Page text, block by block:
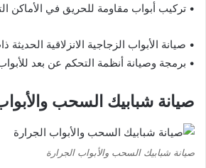
• تركيب أبواب مقاومة للحريق في الأماكن
• صيانة الأبواب الزجاجية الانزلاقية
• برمجة وصيانة أنظمة التحكم عن بعد للأبواب
صيانة شبابيك السحب
صيانة شبابيك السحب والأبواب الجرارة